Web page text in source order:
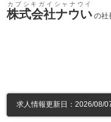
株式会社ナウい
カブシキガイシャナウイ
の社
求人情報更新日：2026/08/